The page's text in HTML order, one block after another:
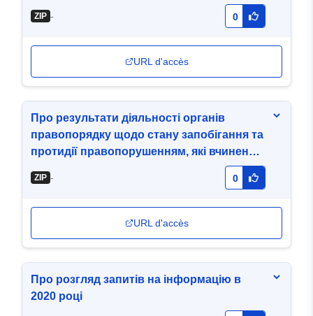
сфері кібербезпеки (кіберзлочини) за
2025 рік
ZIP - 0
URL d'accès
Про результати діяльності органів
правопорядку щодо стану запобігання та
протидії правопорушенням, які вчинено у
сфері кібербезпеки (кіберзлочини) за
2026 рік
ZIP - 0
URL d'accès
Про розгляд запитів на інформацію в
2020 році